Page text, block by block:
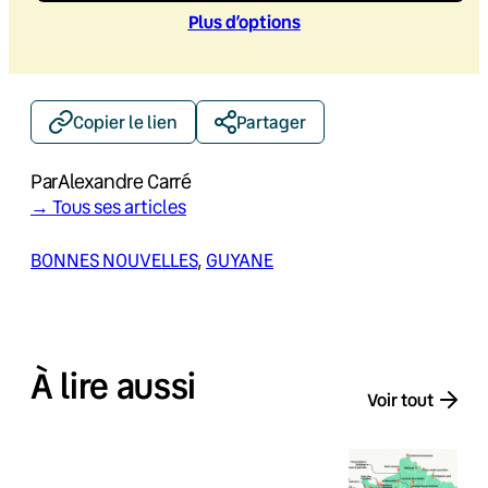
Plus d’options
Copier le lien Partager
ParAlexandre Carré
→ Tous ses articles
BONNES NOUVELLES, GUYANE
À lire aussi Voir tout